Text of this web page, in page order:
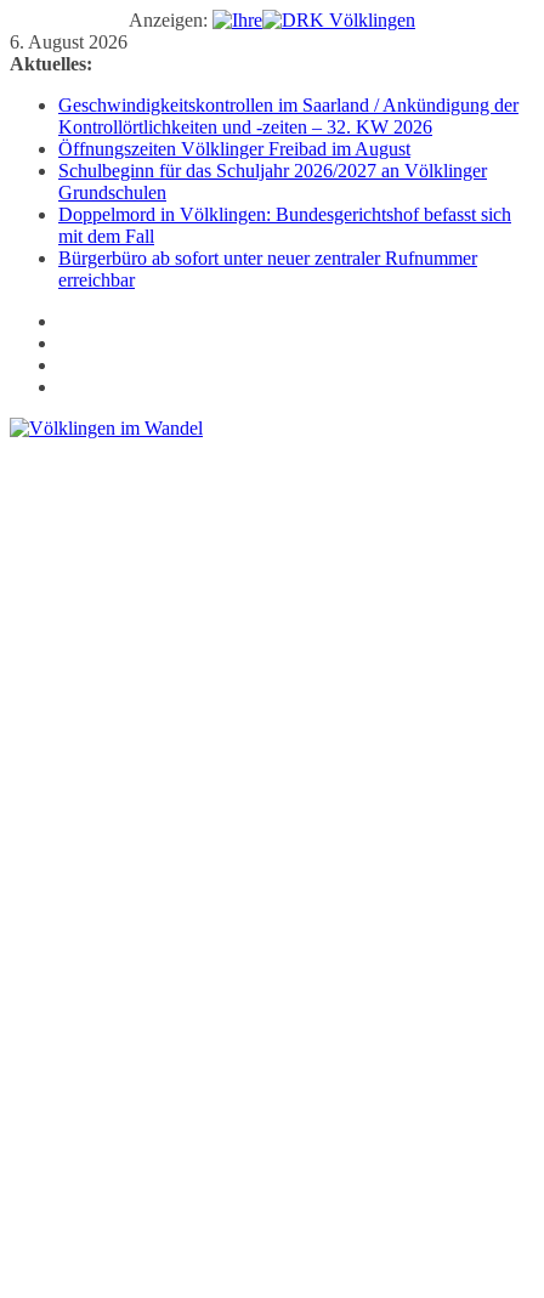
Anzeigen:
Zum
Inhalt
6. August 2026
Aktuelles:
Geschwindigkeitskontrollen im Saarland / Ankündigung der
Kontrollörtlichkeiten und -zeiten – 32. KW 2026
Öffnungszeiten Völklinger Freibad im August
Schulbeginn für das Schuljahr 2026/2027 an Völklinger
Grundschulen
Doppelmord in Völklingen: Bundesgerichtshof befasst sich
mit dem Fall
Bürgerbüro ab sofort unter neuer zentraler Rufnummer
erreichbar